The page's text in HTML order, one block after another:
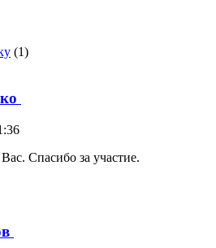
(1)
Спасибо за участие.